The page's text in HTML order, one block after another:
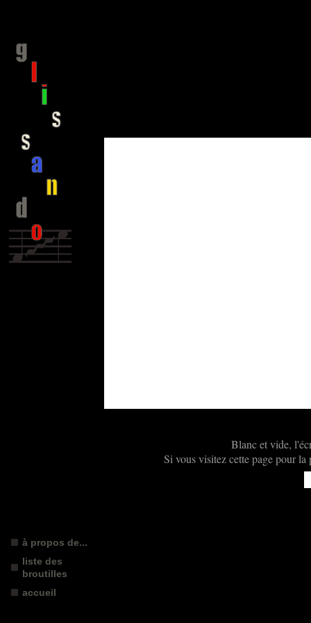
à propos de...
liste des
broutilles
accueil
Blanc et vide,
Si vous visitez cette page pour